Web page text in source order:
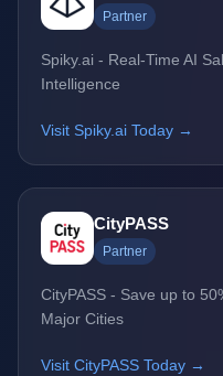
Partner
Spiky.ai - Real-Time AI
Intelligence
Visit Spiky.ai Today →
CityPASS
Partner
CityPASS - Save up to
Major Cities
Visit CityPASS Today →